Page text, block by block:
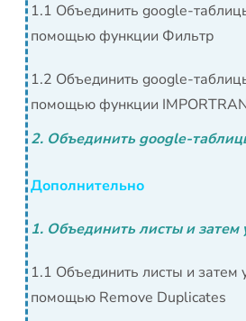
1.1 Объединить google-
помощью функции Фильтр
1.2 Объединить google-
помощью функции
2. Объединить google-
Дополнительно
1. Объединить листы и затем
1.1 Объединить листы и затем
помощью Remove Duplicates